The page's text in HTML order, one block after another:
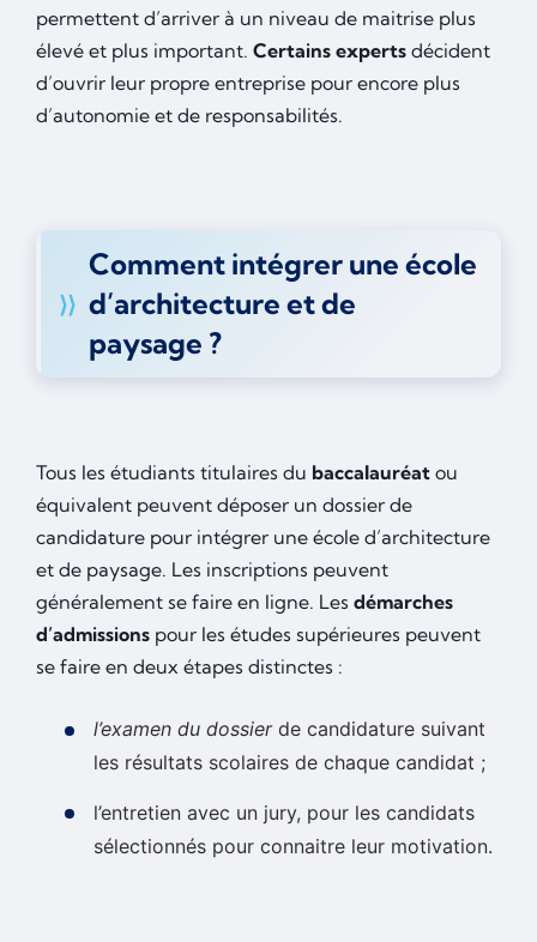
permettent d’arriver à un niveau de maitrise plus
élevé et plus important. Certains experts décident
d’ouvrir leur propre entreprise pour encore plus
d’autonomie et de responsabilités.
Comment intégrer une école
d’architecture et de
paysage ?
Tous les étudiants titulaires du baccalauréat ou
équivalent peuvent déposer un dossier de
candidature pour intégrer une école d’architecture
et de paysage. Les inscriptions peuvent
généralement se faire en ligne. Les démarches
d’admissions pour les études supérieures peuvent
se faire en deux étapes distinctes :
l’examen du dossierde candidature suivant
les résultats scolaires de chaque candidat ;
l’entretien avec un jury, pour les candidats
sélectionnés pour connaitre leur motivation.